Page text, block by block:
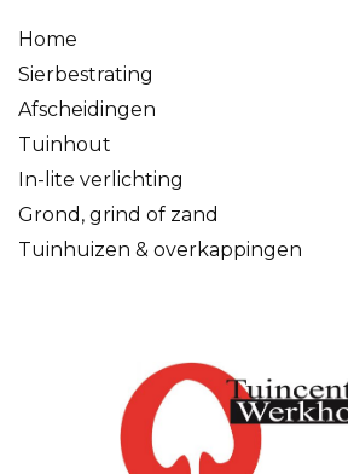
Home
Sierbestrating
Afscheidingen
Tuinhout
In-lite verlichting
Grond, grind of zand
Tuinhuizen & overkappingen